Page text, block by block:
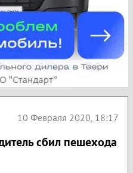
10 Февраля 2020, 18:17
сбил пешехода